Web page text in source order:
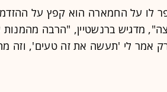
לו על החמארה הוא קפץ על
מדגיש ברנשטיין, "הרבה
רק אמר לי 'תעשה את זה טעים', וזה